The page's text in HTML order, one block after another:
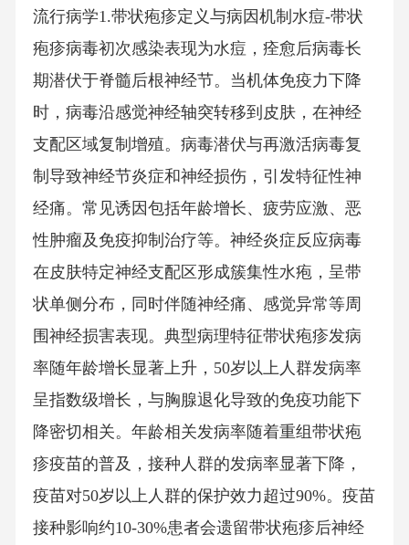
流行病学1.带状疱疹定义与病因机制水痘-带状
疱疹病毒初次感染表现为水痘，痊愈后病毒长
期潜伏于脊髓后根神经节。当机体免疫力下降
时，病毒沿感觉神经轴突转移到皮肤，在神经
支配区域复制增殖。病毒潜伏与再激活病毒复
制导致神经节炎症和神经损伤，引发特征性神
经痛。常见诱因包括年龄增长、疲劳应激、恶
性肿瘤及免疫抑制治疗等。神经炎症反应病毒
在皮肤特定神经支配区形成簇集性水疱，呈带
状单侧分布，同时伴随神经痛、感觉异常等周
围神经损害表现。典型病理特征带状疱疹发病
率随年龄增长显著上升，50岁以上人群发病率
呈指数级增长，与胸腺退化导致的免疫功能下
降密切相关。年龄相关发病率随着重组带状疱
疹疫苗的普及，接种人群的发病率显著下降，
疫苗对50岁以上人群的保护效力超过90%。疫苗
接种影响约10-30%患者会遗留带状疱疹后神经